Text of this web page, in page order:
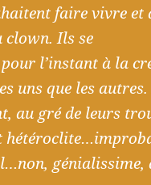
faire vivre
clown. Ils se
l’instant à la
uns que les
au gré de leurs
génialissime,